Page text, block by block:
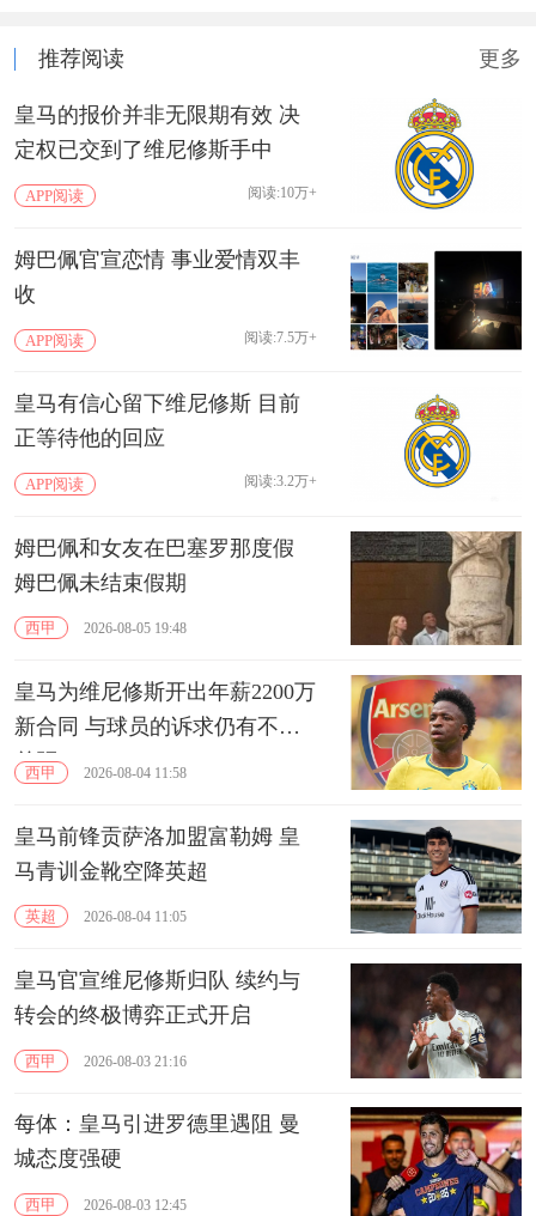
推荐阅读 更多
皇马的报价并非无限期有效 决
定权已交到了维尼修斯手中
APP阅读 阅读:10万+
姆巴佩官宣恋情 事业爱情双丰
收
APP阅读 阅读:7.5万+
皇马有信心留下维尼修斯 目前
正等待他的回应
APP阅读 阅读:3.2万+
姆巴佩和女友在巴塞罗那度假
姆巴佩未结束假期
西甲 2026-08-05 19:48
皇马为维尼修斯开出年薪2200万
新合同 与球员的诉求仍有不小
差距
西甲 2026-08-04 11:58
皇马前锋贡萨洛加盟富勒姆 皇
马青训金靴空降英超
英超 2026-08-04 11:05
皇马官宣维尼修斯归队 续约与
转会的终极博弈正式开启
西甲 2026-08-03 21:16
每体：皇马引进罗德里遇阻 曼
城态度强硬
西甲 2026-08-03 12:45